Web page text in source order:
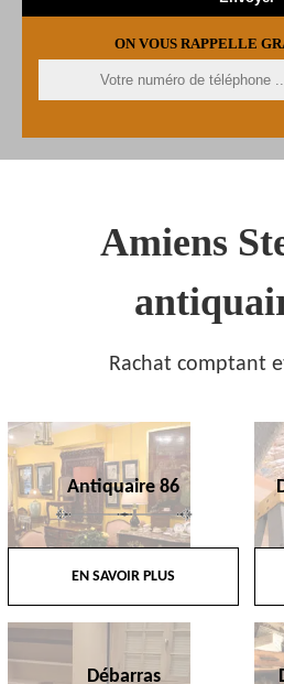
ON VOUS RAPPELLE
Amiens
Rachat comptant
Antiquaire 86
EN SAVOIR PLUS
Débarras